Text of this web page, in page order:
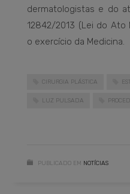
dermatologistas e do
12842/2013 (Lei do
o exercício da Medicina.
CIRURGIA PLÁSTICA
LUZ PULSADA
PUBLICADO EM NOTÍCIAS